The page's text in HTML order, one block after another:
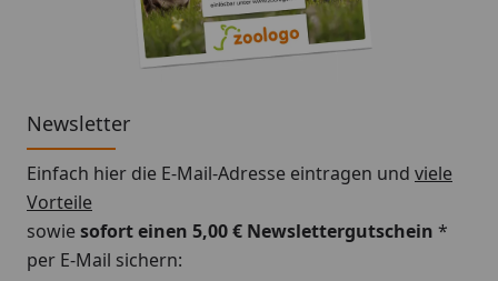
Oberflächen wie Fliesen, Holz oder Laminat – die
Reinigung ist ebenso unkompliziert: Einfach in die
ausspülen.
Mit einem Fassungsvermögen von ca. 780 ml eignet
sich der Napf perfekt für mittelgroße Hunde oder
Katzen – sowohl für Nass- als auch Trockenfutter
oder Wasser. Sein modernes Design fügt sich stilvoll
in jedes Zuhause ein und überzeugt durch dezente
Newsletter
Einfach hier die E-Mail-Adresse eintragen und viele
Vorteile
sowiesofort einen 5,00 € Newslettergutschein *
per E-Mail sichern: